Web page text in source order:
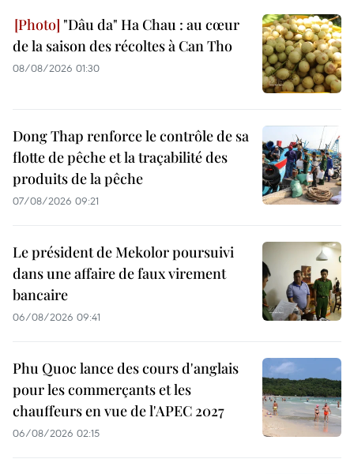
"Dâu da" Ha Chau : au cœur
de la saison des récoltes à Can Tho
08/08/2026 01:30
Dong Thap renforce le contrôle de sa
flotte de pêche et la traçabilité des
produits de la pêche
07/08/2026 09:21
Le président de Mekolor poursuivi
dans une affaire de faux virement
bancaire
06/08/2026 09:41
Phu Quoc lance des cours d'anglais
pour les commerçants et les
chauffeurs en vue de l'APEC 2027
06/08/2026 02:15